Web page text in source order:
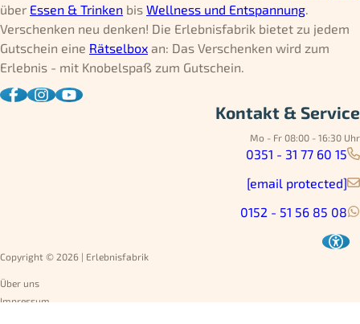
über Essen & Trinken bis Wellness und Entspannung.
Verschenken neu denken! Die Erlebnisfabrik bietet zu jedem
Gutschein eine Rätselbox an: Das Verschenken wird zum
Erlebnis - mit Knobelspaß zum Gutschein.
Kontakt & Service
Mo - Fr 08:00 - 16:30 Uhr
0351 - 31 77 60 15
[email protected]
0152 - 51 56 85 08
Copyright © 2026 | Erlebnisfabrik
Über uns
Impressum